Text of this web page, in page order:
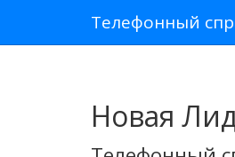
Телефонный
Новая